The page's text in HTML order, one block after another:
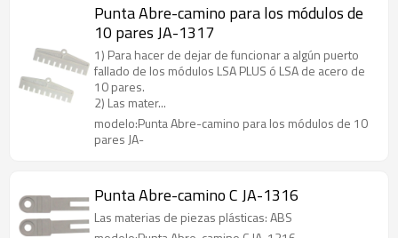
Punta Abre-camino para los módulos de
10 pares JA-1317
1) Para hacer de dejar de funcionar a algún puerto
fallado de los módulos LSA PLUS ó LSA de acero de
10 pares.
2) Las mater...
modelo:Punta Abre-camino para los módulos de 10
pares JA-
Punta Abre-camino C JA-1316
Las materias de piezas plásticas: ABS